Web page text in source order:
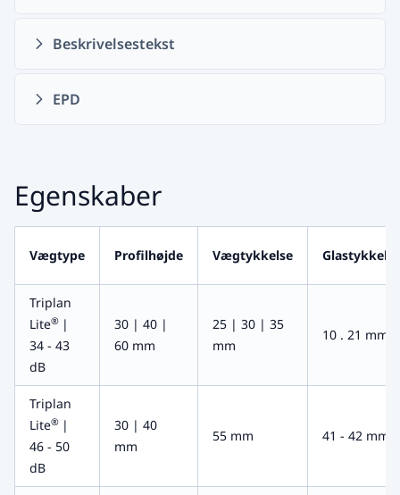
Beskrivelsestekst
EPD
Egenskaber
Vægtype Profilhøjde Vægtykkelse Glastykkelse
Triplan
Lite® |
34 - 43
dB
30 | 40 |
60 mm
25 | 30 | 35
mm
10 . 21 mm
Triplan
Lite® |
46 - 50
dB
30 | 40
mm
55 mm 41 - 42 mm